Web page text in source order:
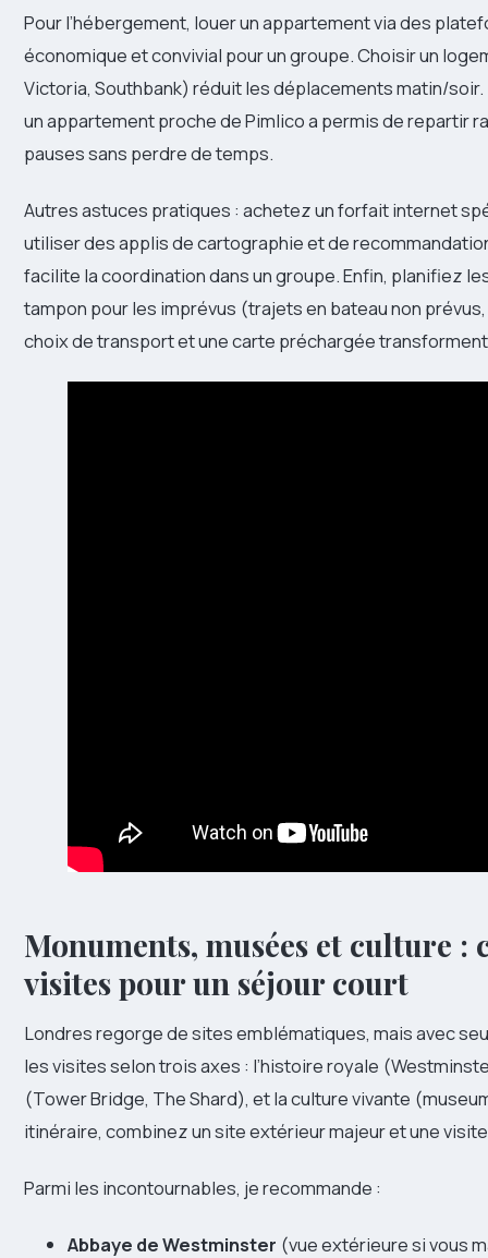
Pour l’hébergement, louer un appartement via des
économique et convivial pour un groupe. Choisir un
Victoria, Southbank) réduit les déplacements matin/
un appartement proche de Pimlico a permis de repartir
pauses sans perdre de temps.
Autres astuces pratiques : achetez un forfait internet
utiliser des applis de cartographie et de
facilite la coordination dans un groupe. Enfin, planifiez
tampon pour les imprévus (trajets en bateau non
choix de transport et une carte préchargée
Monuments, musées et culture :
visites pour un séjour court
Londres regorge de sites emblématiques, mais avec
les visites selon trois axes : l’histoire royale
(Tower Bridge, The Shard), et la culture vivante
itinéraire, combinez un site extérieur majeur et une
Parmi les incontournables, je recommande :
Abbaye de Westminster (vue extérieure si vous